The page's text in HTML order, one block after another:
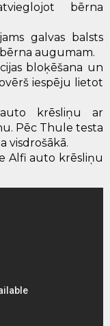
bērna
galvas balsts
augumam.
bloķēšana un
iespēju lietot
krēsliņu ar
Pēc Thule testa
visdrošākā.
Alfi auto krēsliņu